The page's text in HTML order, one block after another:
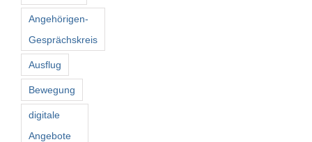
Angehörigen-
Gesprächskreis
Ausflug
Bewegung
digitale
Angebote